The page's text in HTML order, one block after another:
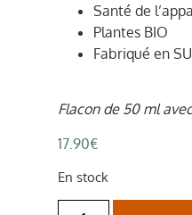
Santé de
Plantes BIO
Fabriqué en
Flacon de 50 ml
17.90€
En stock